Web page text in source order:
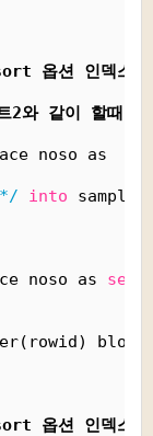
옵션 인덱스
2와 같이 할때
noso as
*/ into sample
noso as
옵션 인덱스